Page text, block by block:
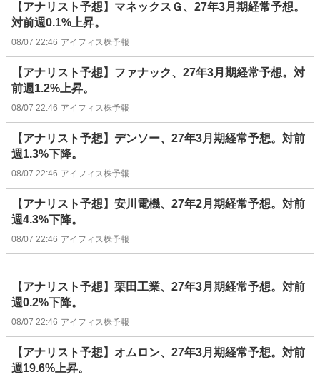
【アナリスト予想】マネックスＧ、27年3月期経常予想。
対前週0.1%上昇。
08/07 22:46 アイフィス株予報
【アナリスト予想】ファナック、27年3月期経常予想。対
前週1.2%上昇。
08/07 22:46 アイフィス株予報
【アナリスト予想】デンソー、27年3月期経常予想。対前
週1.3%下降。
08/07 22:46 アイフィス株予報
【アナリスト予想】安川電機、27年2月期経常予想。対前
週4.3%下降。
08/07 22:46 アイフィス株予報
【アナリスト予想】栗田工業、27年3月期経常予想。対前
週0.2%下降。
08/07 22:46 アイフィス株予報
【アナリスト予想】オムロン、27年3月期経常予想。対前
週19.6%上昇。